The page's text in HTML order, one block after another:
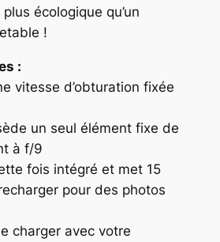
écologique qu’un
!
:
vitesse d’obturation fixée
un seul élément fixe de
à f/9
fois intégré et met 15
pour des photos
charger avec votre